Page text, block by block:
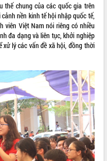
thế chung của các quốc gia trên
nền kinh tế hội nhập quốc tế,
viên Việt Nam nói riêng có nhiều
đa dạng và liên tục, khởi nghiệp
lý các vấn đề xã hội, đồng thời